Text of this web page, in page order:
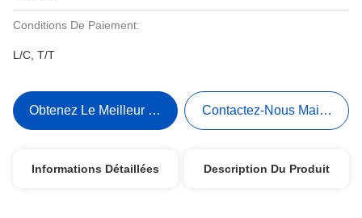
Conditions De Paiement:
L/C, T/T
Obtenez Le Meilleur Prix Contactez-Nous Maintenant
Informations Détaillées Description Du Produit